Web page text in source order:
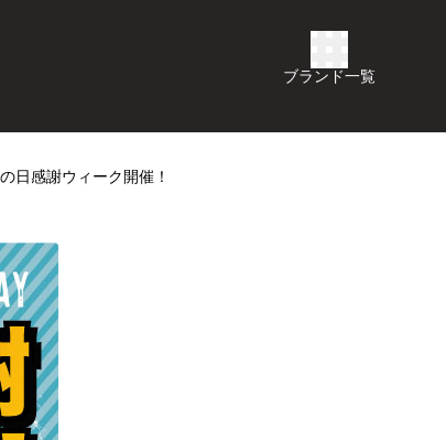
ブランド一覧
日感謝ウィーク開催！